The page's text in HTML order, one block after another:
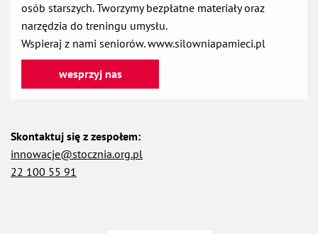
osób starszych. Tworzymy bezpłatne materiały oraz
narzędzia do treningu umysłu.
Wspieraj z nami seniorów. www.silowniapamieci.pl
wesprzyj nasotwiera się w nowej karcie
Skontaktuj się z zespołem:
innowacje@stocznia.org.pl
22 100 55 91